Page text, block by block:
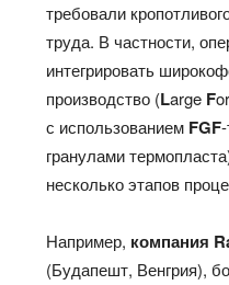
требовали
труда. В частности,
интегрировать
производство (Large F
с использованием FGF
гранулами
несколько этапов
Например, компания
(Будапешт, Венгрия),